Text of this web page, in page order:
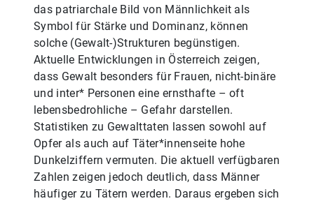
das patriarchale Bild von Männlichkeit als
Symbol für Stärke und Dominanz, können
solche (Gewalt-)Strukturen begünstigen.
Aktuelle Entwicklungen in Österreich zeigen,
dass Gewalt besonders für Frauen, nicht-binäre
und inter* Personen eine ernsthafte – oft
lebensbedrohliche – Gefahr darstellen.
Statistiken zu Gewalttaten lassen sowohl auf
Opfer als auch auf Täter*innenseite hohe
Dunkelziffern vermuten. Die aktuell verfügbaren
Zahlen zeigen jedoch deutlich, dass Männer
häufiger zu Tätern werden. Daraus ergeben sich